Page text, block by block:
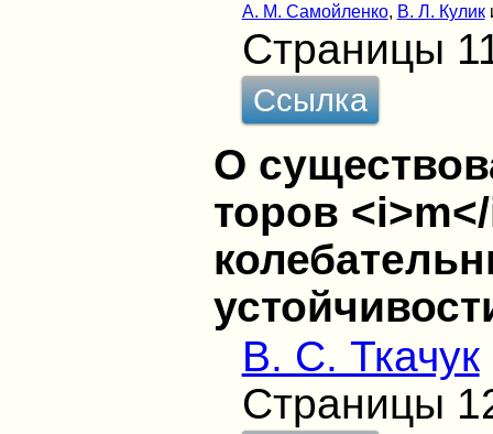
А. М. Самойленко, В. Л. Кулик
Страницы
Ссылка
О
торов
В. С. Ткачук
Страницы